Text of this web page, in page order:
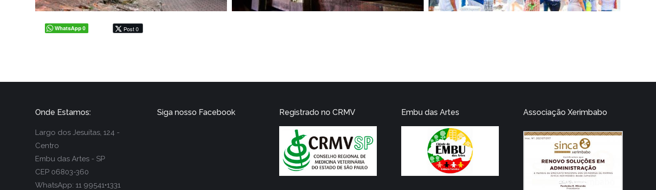
WhatsApp0 Post 0
Onde Estamos:
Largo dos Jesuítas, 124 -
Centro
Embu das Artes - SP
CEP 06803-360
WhatsApp: 11 99541•1331
Siga nosso Facebook Registrado no CRMV Embu das Artes Associação Xerimbabo